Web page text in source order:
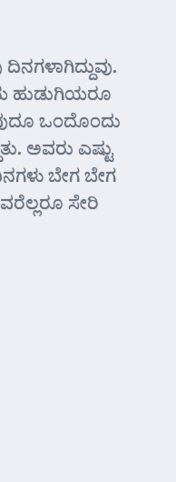
ಹುಡುಗಿಯರೂ
ಒಂದೊಂದು
ಅವರು ಎಷ್ಟು
ಬೇಗ ಬೇಗ
ಸೇರಿ